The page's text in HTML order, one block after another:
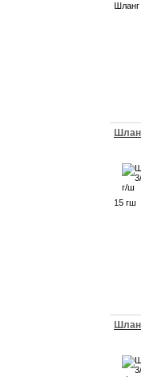
Шланг
15 гш